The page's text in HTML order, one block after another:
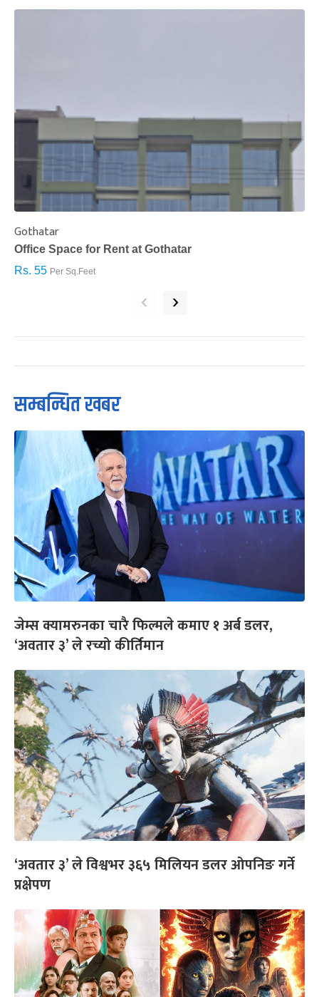
Gothatar
Office Space for Rent at Gothatar
Rs. 55 Per Sq.Feet
‹ ›
सम्बन्धित खबर
जेम्स क्यामरुनका चारै फिल्मले कमाए १ अर्ब डलर,
‘अवतार ३’ ले रच्यो कीर्तिमान
‘अवतार ३’ ले विश्वभर ३६५ मिलियन डलर ओपनिङ गर्ने
प्रक्षेपण